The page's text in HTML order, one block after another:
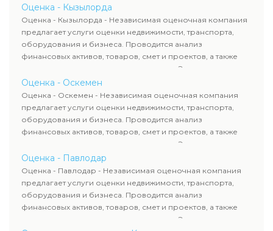
определяют рыночную стоимость имущества и
рассчитывают ущерб. Все отчеты соответствуют
требованиям законодательства и используются для
сделок, кредитования и судебных процессов.
Оценка - Кызылорда
Оценка - Кызылорда - Независимая оценочная компания
предлагает услуги оценки недвижимости, транспорта,
оборудования и бизнеса. Проводится анализ
финансовых активов, товаров, смет и проектов, а также
оценка животных и недропользования. Эксперты
определяют рыночную стоимость имущества и
рассчитывают ущерб. Все отчеты соответствуют
требованиям законодательства и используются для
сделок, кредитования и судебных процессов.
Оценка - Оскемен
Оценка - Оскемен - Независимая оценочная компания
предлагает услуги оценки недвижимости, транспорта,
оборудования и бизнеса. Проводится анализ
финансовых активов, товаров, смет и проектов, а также
оценка животных и недропользования. Эксперты
определяют рыночную стоимость имущества и
рассчитывают ущерб. Все отчеты соответствуют
требованиям законодательства и используются для
сделок, кредитования и судебных процессов.
Оценка - Павлодар
Оценка - Павлодар - Независимая оценочная компания
предлагает услуги оценки недвижимости, транспорта,
оборудования и бизнеса. Проводится анализ
финансовых активов, товаров, смет и проектов, а также
оценка животных и недропользования. Эксперты